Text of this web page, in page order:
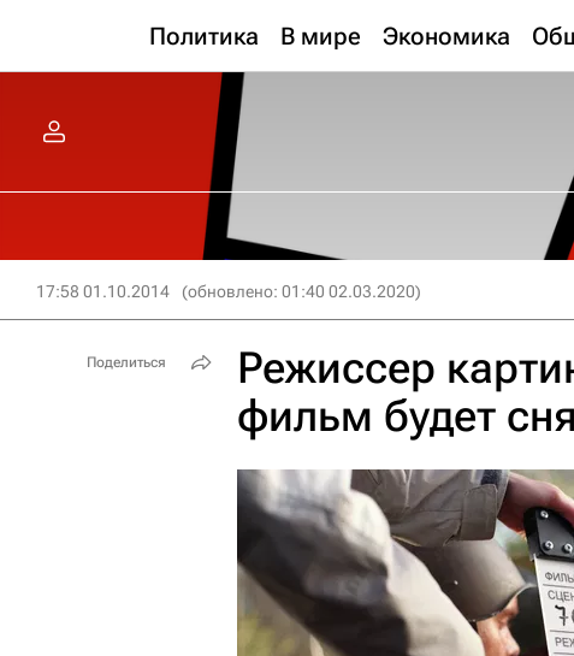
Политика В мире Экономика
17:58 01.10.2014 (обновлено: 01:40 02.03.2020)
Режиссер
фильм будет
Поделиться